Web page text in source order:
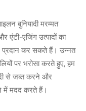
बुनियादी मरम्मत
एंटी-एजिंग उत्पादों का
प्रदान कर सकते हैं। उन्नत
पर भरोसा करते हुए, हम
से जब्त करने और
में मदद करते हैं।